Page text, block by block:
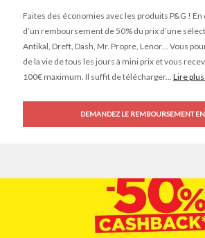
Faites des économies avec les produits P&G !
d’un remboursement de 50% du prix d’une
Antikal, Dreft, Dash, Mr. Propre, Lenor… Vous
de la vie de tous les jours à mini prix et vous
100€ maximum. Il suffit de télécharger... Lire plus
DEMANDEZ LE REMBOURSEMENT EN